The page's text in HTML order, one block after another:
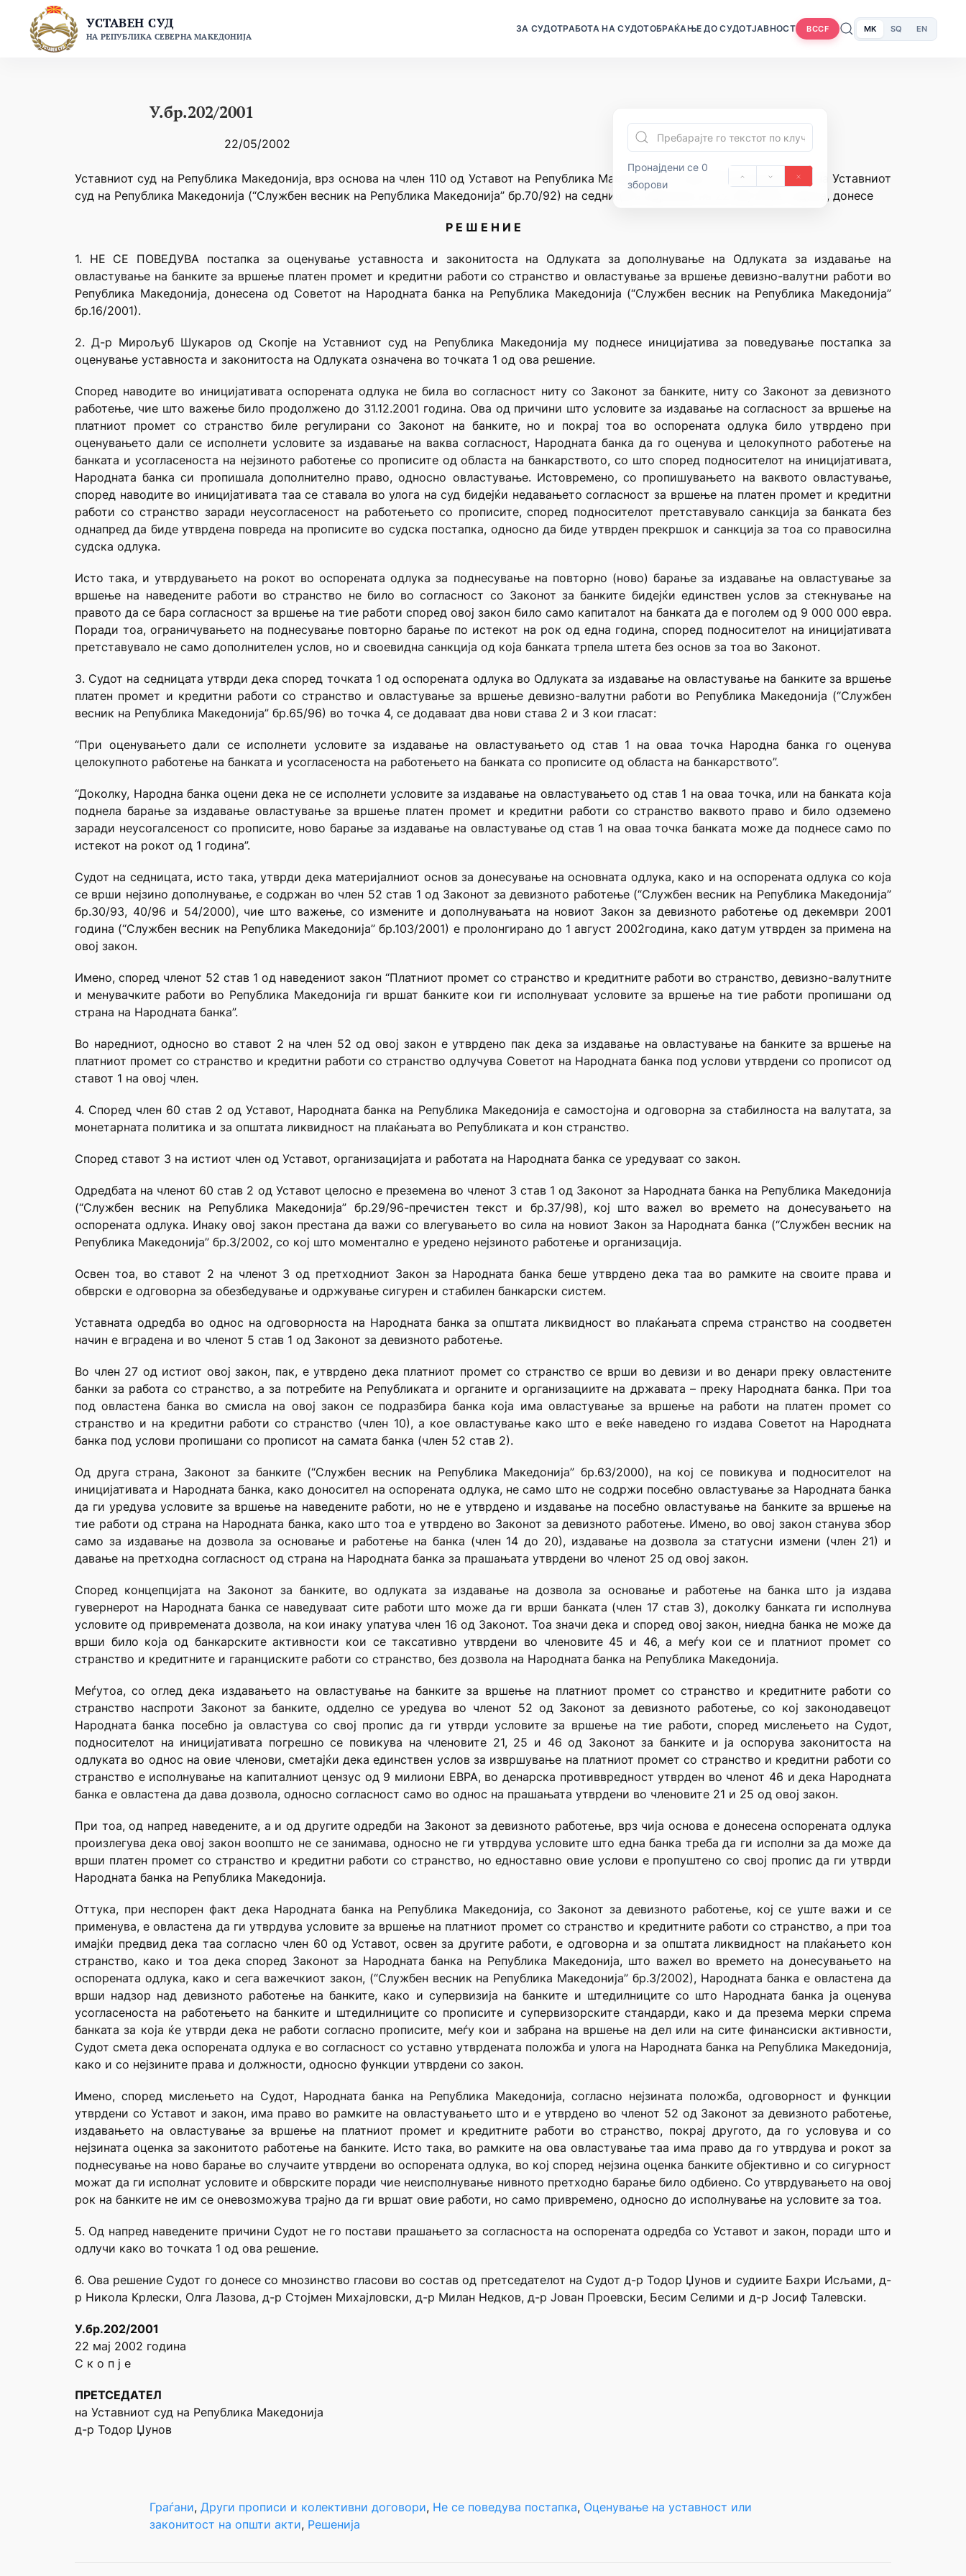
content
УСТАВЕН СУД
НА РЕПУБЛИКА СЕВЕРНА МАКЕДОНИЈА
ЗА СУДОТРАБОТА НА СУДОТОБРАЌАЊЕ ДО СУДОТЈАВНОСТ BCCF MK SQ EN
У.бр.202/2001
22/05/2002
Пронајдени се 0
зборови
Уставниот суд на Република Македонија, врз основа на член 110 од Уставот на Република Македонија и член 71 од Деловникот на Уставниот
суд на Република Македонија (“Службен весник на Република Македонија” бр.70/92) на седницата одржана на 22 мај 2002 година, донесе
Р Е Ш Е Н И Е
1. НЕ СЕ ПОВЕДУВА постапка за оценување уставноста и законитоста на Одлуката за дополнување на Одлуката за издавање на
овластување на банките за вршење платен промет и кредитни работи со странство и овластување за вршење девизно-валутни работи во
Република Македонија, донесена од Советот на Народната банка на Република Македонија (“Службен весник на Република Македонија”
бр.16/2001).
2. Д-р Мирољуб Шукаров од Скопје на Уставниот суд на Република Македонија му поднесе иницијатива за поведување постапка за
оценување уставноста и законитоста на Одлуката означена во точката 1 од ова решение.
Според наводите во иницијативата оспорената одлука не била во согласност ниту со Законот за банките, ниту со Законот за девизното
работење, чие што важење било продолжено до 31.12.2001 година. Ова од причини што условите за издавање на согласност за вршење на
платниот промет со странство биле регулирани со Законот на банките, но и покрај тоа во оспорената одлука било утврдено при
оценувањето дали се исполнети условите за издавање на ваква согласност, Народната банка да го оценува и целокупното работење на
банката и усогласеноста на нејзиното работење со прописите од областа на банкарството, со што според подносителот на иницијативата,
Народната банка си пропишала дополнително право, односно овластување. Истовремено, со пропишувањето на ваквото овластување,
според наводите во иницијативата таа се ставала во улога на суд бидејќи недавањето согласност за вршење на платен промет и кредитни
работи со странство заради неусогласеност на работењето со прописите, според подносителот претставувало санкција за банката без
однапред да биде утврдена повреда на прописите во судска постапка, односно да биде утврден прекршок и санкција за тоа со правосилна
судска одлука.
Исто така, и утврдувањето на рокот во оспорената одлука за поднесување на повторно (ново) барање за издавање на овластување за
вршење на наведените работи во странство не било во согласност со Законот за банките бидејќи единствен услов за стекнување на
правото да се бара согласност за вршење на тие работи според овој закон било само капиталот на банката да е поголем од 9 000 000 евра.
Поради тоа, ограничувањето на поднесување повторно барање по истекот на рок од една година, според подносителот на иницијативата
претставувало не само дополнителен услов, но и своевидна санкција од која банката трпела штета без основ за тоа во Законот.
3. Судот на седницата утврди дека според точката 1 од оспорената одлука во Одлуката за издавање на овластување на банките за вршење
платен промет и кредитни работи со странство и овластување за вршење девизно-валутни работи во Република Македонија (“Службен
весник на Република Македонија” бр.65/96) во точка 4, се додаваат два нови става 2 и 3 кои гласат:
“При оценувањето дали се исполнети условите за издавање на овластувањето од став 1 на оваа точка Народна банка го оценува
целокупното работење на банката и усогласеноста на работењето на банката со прописите од областа на банкарството”.
“Доколку, Народна банка оцени дека не се исполнети условите за издавање на овластувањето од став 1 на оваа точка, или на банката која
поднела барање за издавање овластување за вршење платен промет и кредитни работи со странство ваквото право и било одземено
заради неусогалсеност со прописите, ново барање за издавање на овластување од став 1 на оваа точка банката може да поднесе само по
истекот на рокот од 1 година”.
Судот на седницата, исто така, утврди дека материјалниот основ за донесување на основната одлука, како и на оспорената одлука со која
се врши нејзино дополнување, е содржан во член 52 став 1 од Законот за девизното работење (“Службен весник на Република Македонија”
бр.30/93, 40/96 и 54/2000), чие што важење, со измените и дополнувањата на новиот Закон за девизното работење од декември 2001
година (“Службен весник на Република Македонија” бр.103/2001) е пролонгирано до 1 август 2002година, како датум утврден за примена на
овој закон.
Имено, според членот 52 став 1 од наведениот закон “Платниот промет со странство и кредитните работи во странство, девизно-валутните
и менувачките работи во Република Македонија ги вршат банките кои ги исполнуваат условите за вршење на тие работи пропишани од
страна на Народната банка”.
Во наредниот, односно во ставот 2 на член 52 од овој закон е утврдено пак дека за издавање на овластување на банките за вршење на
платниот промет со странство и кредитни работи со странство одлучува Советот на Народната банка под услови утврдени со прописот од
ставот 1 на овој член.
4. Според член 60 став 2 од Уставот, Народната банка на Република Македонија е самостојна и одговорна за стабилноста на валутата, за
монетарната политика и за општата ликвидност на плаќањата во Републиката и кон странство.
Според ставот 3 на истиот член од Уставот, организацијата и работата на Народната банка се уредуваат со закон.
Одредбата на членот 60 став 2 од Уставот целосно е преземена во членот 3 став 1 од Законот за Народната банка на Република Македонија
(“Службен весник на Република Македонија” бр.29/96-пречистен текст и бр.37/98), кој што важел во времето на донесувањето на
оспорената одлука. Инаку овој закон престана да важи со влегувањето во сила на новиот Закон за Народната банка (“Службен весник на
Република Македонија” бр.3/2002, со кој што моментално е уредено нејзиното работење и организација.
Освен тоа, во ставот 2 на членот 3 од претходниот Закон за Народната банка беше утврдено дека таа во рамките на своите права и
обврски е одговорна за обезбедување и одржување сигурен и стабилен банкарски систем.
Уставната одредба во однос на одговорноста на Народната банка за општата ликвидност во плаќањата спрема странство на соодветен
начин е вградена и во членот 5 став 1 од Законот за девизното работење.
Во член 27 од истиот овој закон, пак, е утврдено дека платниот промет со странство се врши во девизи и во денари преку овластените
банки за работа со странство, а за потребите на Републиката и органите и организациите на државата – преку Народната банка. При тоа
под овластена банка во смисла на овој закон се подразбира банка која има овластување за вршење на работи на платен промет со
странство и на кредитни работи со странство (член 10), а кое овластување како што е веќе наведено го издава Советот на Народната
банка под услови пропишани со прописот на самата банка (член 52 став 2).
Од друга страна, Законот за банките (“Службен весник на Република Македонија” бр.63/2000), на кој се повикува и подносителот на
иницијативата и Народната банка, како доносител на оспорената одлука, не само што не содржи посебно овластување за Народната банка
да ги уредува условите за вршење на наведените работи, но не е утврдено и издавање на посебно овластување на банките за вршење на
тие работи од страна на Народната банка, како што тоа е утврдено во Законот за девизното работење. Имено, во овој закон станува збор
само за издавање на дозвола за основање и работење на банка (член 14 до 20), издавање на дозвола за статусни измени (член 21) и
давање на претходна согласност од страна на Народната банка за прашањата утврдени во членот 25 од овој закон.
Според концепцијата на Законот за банките, во одлуката за издавање на дозвола за основање и работење на банка што ја издава
гувернерот на Народната банка се наведуваат сите работи што може да ги врши банката (член 17 став 3), доколку банката ги исполнува
условите од привремената дозвола, на кои инаку упатува член 16 од Законот. Тоа значи дека и според овој закон, ниедна банка не може да
врши било која од банкарските активности кои се таксативно утврдени во членовите 45 и 46, а меѓу кои се и платниот промет со
странство и кредитните и гаранциските работи со странство, без дозвола на Народната банка на Република Македонија.
Меѓутоа, со оглед дека издавањето на овластување на банките за вршење на платниот промет со странство и кредитните работи со
странство наспроти Законот за банките, одделно се уредува во членот 52 од Законот за девизното работење, со кој законодавецот
Народната банка посебно ја овластува со свој пропис да ги утврди условите за вршење на тие работи, според мислењето на Судот,
подносителот на иницијативата погрешно се повикува на членовите 21, 25 и 46 од Законот за банките и ја оспорува законитоста на
одлуката во однос на овие членови, сметајќи дека единствен услов за извршување на платниот промет со странство и кредитни работи со
странство е исполнување на капиталниот цензус од 9 милиони ЕВРА, во денарска противвредност утврден во членот 46 и дека Народната
банка е овластена да дава дозвола, односно согласност само во однос на прашањата утврдени во членовите 21 и 25 од овој закон.
При тоа, од напред наведените, а и од другите одредби на Законот за девизното работење, врз чија основа е донесена оспорената одлука
произлегува дека овој закон воопшто не се занимава, односно не ги утврдува условите што една банка треба да ги исполни за да може да
врши платен промет со странство и кредитни работи со странство, но едноставно овие услови е пропуштено со свој пропис да ги утврди
Народната банка на Република Македонија.
Оттука, при неспорен факт дека Народната банка на Република Македонија, со Законот за девизното работење, кој се уште важи и се
применува, е овластена да ги утврдува условите за вршење на платниот промет со странство и кредитните работи со странство, а при тоа
имајќи предвид дека таа согласно член 60 од Уставот, освен за другите работи, е одговорна и за општата ликвидност на плаќањето кон
странство, како и тоа дека според Законот за Народната банка на Република Македонија, што важел во времето на донесувањето на
оспорената одлука, како и сега важечкиот закон, (“Службен весник на Република Македонија” бр.3/2002), Народната банка е овластена да
врши надзор над девизното работење на банките, како и супервизија на банките и штедилниците со што Народната банка ја оценува
усогласеноста на работењето на банките и штедилниците со прописите и супервизорските стандарди, како и да презема мерки спрема
банката за која ќе утврди дека не работи согласно прописите, меѓу кои и забрана на вршење на дел или на сите финансиски активности,
Судот смета дека оспорената одлука е во согласност со уставно утврдената положба и улога на Народната банка на Република Македонија,
како и со нејзините права и должности, односно функции утврдени со закон.
Имено, според мислењето на Судот, Народната банка на Република Македонија, согласно нејзината положба, одговорност и функции
утврдени со Уставот и закон, има право во рамките на овластувањето што и е утврдено во членот 52 од Законот за девизното работење,
издавањето на овластување за вршење на платниот промет и кредитните работи во странство, покрај другото, да го условува и со
нејзината оценка за законитото работење на банките. Исто така, во рамките на ова овластување таа има право да го утврдува и рокот за
поднесување на ново барање во случаите утврдени во оспорената одлука, во кој според нејзина оценка банките објективно и со сигурност
можат да ги исполнат условите и обврските поради чие неисполнување нивното претходно барање било одбиено. Со утврдувањето на овој
рок на банките не им се оневозможува трајно да ги вршат овие работи, но само привремено, односно до исполнување на условите за тоа.
5. Од напред наведените причини Судот не го постави прашањето за согласноста на оспорената одредба со Уставот и закон, поради што и
одлучи како во точката 1 од ова решение.
6. Ова решение Судот го донесе со мнозинство гласови во состав од претседателот на Судот д-р Тодор Џунов и судиите Бахри Исљами, д-
р Никола Крлески, Олга Лазова, д-р Стојмен Михајловски, д-р Милан Недков, д-р Јован Проевски, Бесим Селими и д-р Јосиф Талевски.
У.бр.202/2001
22 мај 2002 година
С к о п ј е
ПРЕТСЕДАТЕЛ
на Уставниот суд на Република Македонија
д-р Тодор Џунов
Граѓани, Други прописи и колективни договори, Не се поведува постапка, Оценување на уставност или
законитост на општи акти, Решенија